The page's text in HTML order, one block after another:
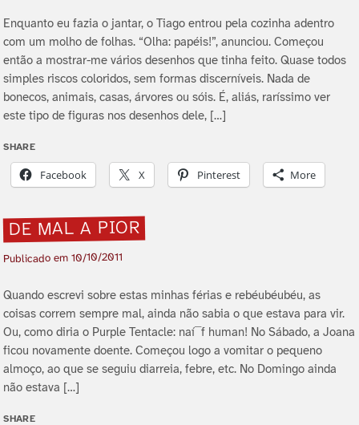
Enquanto eu fazia o jantar, o Tiago entrou pela cozinha adentro
com um molho de folhas. “Olha: papéis!”, anunciou. Começou
então a mostrar-me vários desenhos que tinha feito. Quase todos
simples riscos coloridos, sem formas discerní­veis. Nada de
bonecos, animais, casas, árvores ou sóis. É, aliás, rarí­ssimo ver
este tipo de figuras nos desenhos dele, […]
SHARE
Facebook X Pinterest More
DE MAL A PIOR
Publicado em10/10/2011
Quando escrevi sobre estas minhas férias e rebéubéubéu, as
coisas correm sempre mal, ainda não sabia o que estava para vir.
Ou, como diria o Purple Tentacle: naí¯f human! No Sábado, a Joana
ficou novamente doente. Começou logo a vomitar o pequeno
almoço, ao que se seguiu diarreia, febre, etc. No Domingo ainda
não estava […]
SHARE